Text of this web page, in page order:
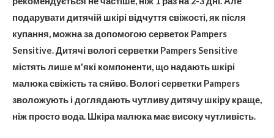
подарувати дитячій шкірі відчуття свіжості, як після
купання, можна за допомогою серветок Pampers
Sensitive. Дитячі вологі серветки Pampers Sensitive
містять лише м'які компоненти, що надають шкірі
малюка свіжість та сяйво. Вологі серветки Pampers
зволожують і доглядають чутливу дитячу шкіру краще,
ніж просто вода. Шкіра малюка має високу чутливість.